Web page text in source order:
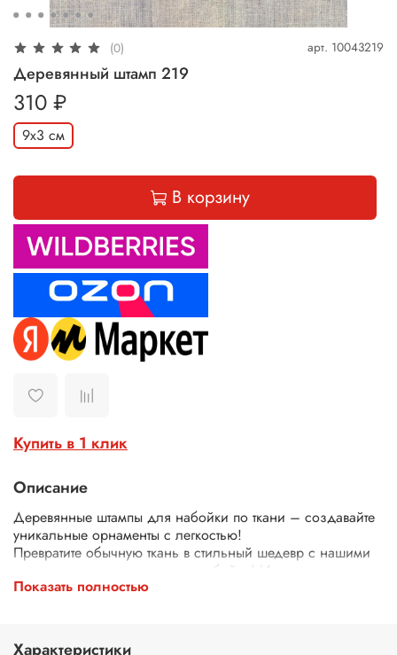
(0) арт. 10043219
Деревянный штамп 219
310 ₽
9х3 см
В корзину
Купить в 1 клик
Описание
Деревянные штампы для набойки по ткани – создавайте
уникальные орнаменты с легкостью!
Превратите обычную ткань в стильный шедевр с нашими
деревянными штампами для набойки! Идеально
подходят для декора одежды, текстиля, сумок, скатертей
Экологичные – изготовлены из дерева.
Показать полностью
Характеристики